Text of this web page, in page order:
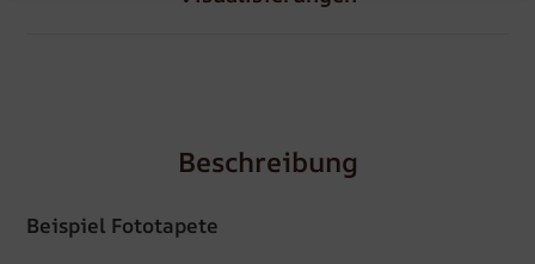
Beschreibung
Beispiel Fototapete